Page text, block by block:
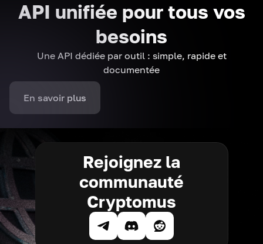
API unifiée pour tous vos
besoins
Une API dédiée par outil : simple, rapide et
documentée
En savoir plus
Rejoignez la
communauté
Cryptomus